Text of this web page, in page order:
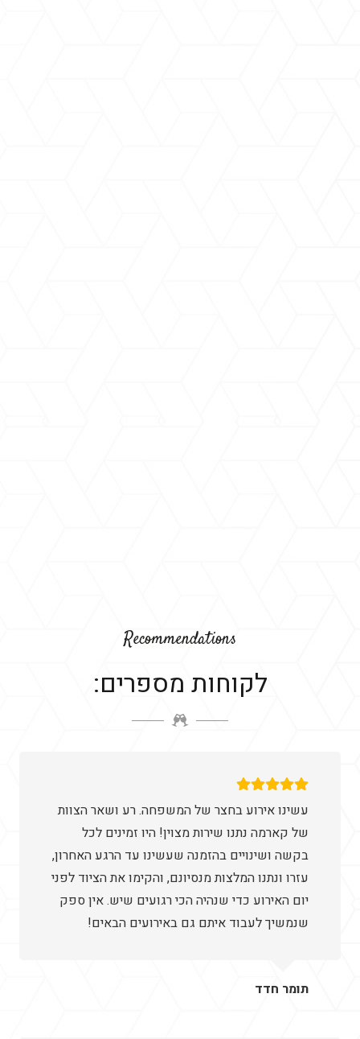
Recommendations
לקוחות מספרים:
עשינו אירוע בחצר של המשפחה. רע ושאר הצוות
של קארמה נתנו שירות מצוין! היו זמינים לכל
בקשה ושינויים בהזמנה שעשינו עד הרגע האחרון,
עזרו ונתנו המלצות מנסיונם, והקימו את הציוד לפני
יום האירוע כדי שנהיה הכי רגועים שיש. אין ספק
שנמשיך לעבוד איתם גם באירועים הבאים!
תומר חדד